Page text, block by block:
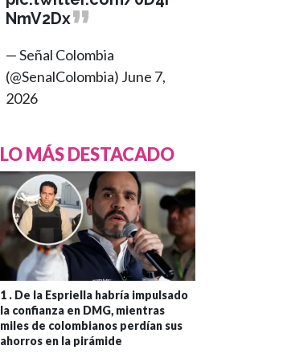
NmV2Dx
— Señal Colombia
(@SenalColombia) June 7,
2026
LO MÁS DESTACADO
1 . De la Espriella habría impulsado
la confianza en DMG, mientras
miles de colombianos perdían sus
ahorros en la pirámide